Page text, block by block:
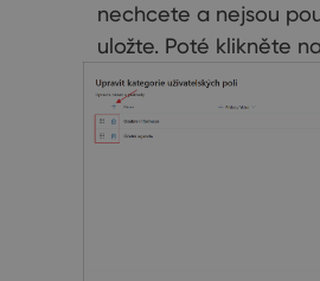
nechcete a nejsou
uložte. Poté klikněte na